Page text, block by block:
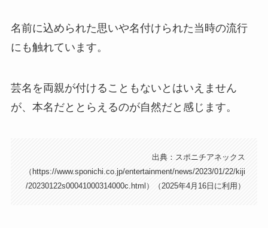
名前に込められた思いや名付けられた当時の流行
にも触れています。
芸名を両親が付けることもないとはいえません
が、本名だととらえるのが自然だと感じます。
出典：スポニチアネックス
（https://www.sponichi.co.jp/entertainment/news/2023/01/22/kiji
/20230122s00041000314000c.html）（2025年4月16日に利用）